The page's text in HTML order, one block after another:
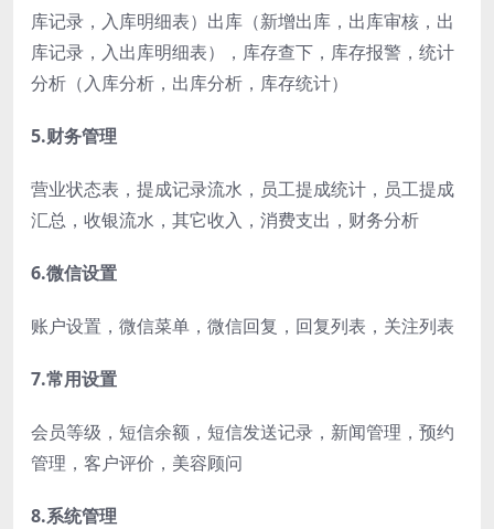
库记录，入库明细表）出库（新增出库，出库审核，出
库记录，入出库明细表），库存查下，库存报警，统计
分析（入库分析，出库分析，库存统计）
5.财务管理
营业状态表，提成记录流水，员工提成统计，员工提成
汇总，收银流水，其它收入，消费支出，财务分析
6.微信设置
账户设置，微信菜单，微信回复，回复列表，关注列表
7.常用设置
会员等级，短信余额，短信发送记录，新闻管理，预约
管理，客户评价，美容顾问
8.系统管理